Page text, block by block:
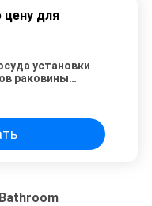
для
установки
раковины